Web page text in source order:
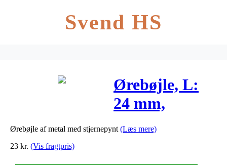
Svend HS
Ørebøjle, L:
24 mm,
forsølvet, 6stk.
Ørebøjle af metal med stjernepynt (Læs mere)
23 kr. (Vis fragtpris)